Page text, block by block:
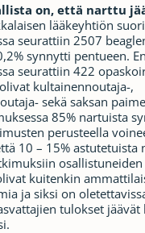
on, että narttu
lääkeyhtiön
seurattiin 2507
synnytti pentueen.
seurattiin 422
kultainennoutaja-,
sekä saksan
85% nartuista
perusteella
10 – 15% astutetuista
kuitenkin
ja siksi on
tulokset jäävät